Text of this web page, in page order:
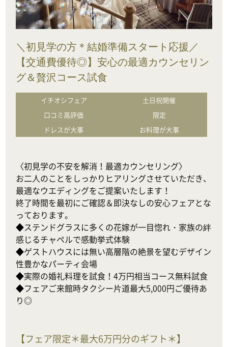
＼初見学の方＊結婚準備スタート応援／
【交通費優待◎】安心の最適カウンセリン
グ＆贅沢コース試食
イチオシフェア
土日祝開催
口コミ高評価
限定
ドレスが大事
お料理が大事
〈初見学の不安を解消！最適カウンセリング〉
お二人のことをしっかりヒアリングさせていただき、
最適なウエディングをご提案いたします！
終了時間を最初にご確認＆即決なしの安心フェアとな
っております。
◆ステンドグラスに多くの花嫁が一目惚れ・家族の絆
感じるチャペルで感動挙式体験
◆ゲストハウスには無い高層階の絶景を望むデザイン
性豊かなパーティ会場
◆実際の婚礼料理を試食！4万円相当コース無料試食
◆フェアご来館時タクシー片道最大5,000円ご優待あ
り◎
【フェア限定＊最大6万円分のギフト＊】